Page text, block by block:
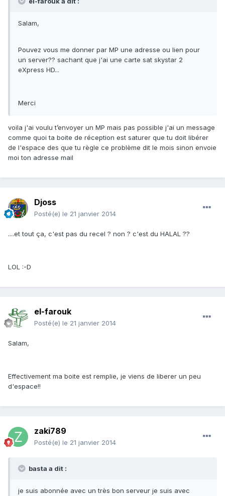
Salam,
Pouvez vous me donner par MP une adresse ou lien pour
un server?? sachant que j'ai une carte sat skystar 2
eXpress HD...
Merci
voila j'ai voulu t’envoyer un MP mais pas possible j'ai un message
comme quoi ta boite de réception est saturer que tu doit libérer
de l'espace des que tu règle ce problème dit le mois sinon envoie
moi ton adresse mail
Djoss
Posté(e) le 21 janvier 2014
....et tout ça, c'est pas du recel ? non ? c'est du HALAL ??
LOL :-D
el-farouk
Posté(e) le 21 janvier 2014
Salam,
Effectivement ma boite est remplie, je viens de liberer un peu
d'espace!!
zaki789
Posté(e) le 21 janvier 2014
basta a dit :
je suis abonnée avec un très bon serveur je suis avec